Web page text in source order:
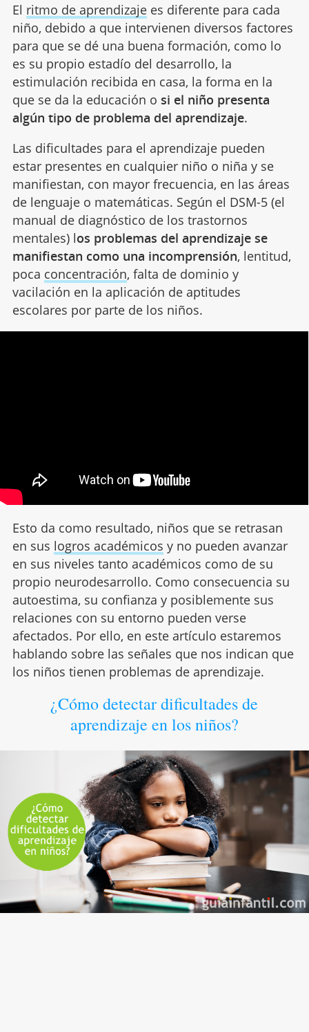
El ritmo de aprendizajees diferente para cada
niño, debido a que intervienen diversos factores
para que se dé una buena formación, como lo
es su propio estadío del desarrollo, la
estimulación recibida en casa, la forma en la
que se da la educación o si el niño presenta
algún tipo de problema del aprendizaje.
Las dificultades para el aprendizaje pueden
estar presentes en cualquier niño o niña y se
manifiestan, con mayor frecuencia, en las áreas
de lenguaje o matemáticas. Según el DSM-5 (el
manual de diagnóstico de los trastornos
mentales) los problemas del aprendizaje se
manifiestan como una incomprensión, lentitud,
poca concentración, falta de dominio y
vacilación en la aplicación de aptitudes
escolares por parte de los niños.
Esto da como resultado, niños que se retrasan
en sus logros académicos y no pueden avanzar
en sus niveles tanto académicos como de su
propio neurodesarrollo. Como consecuencia su
autoestima, su confianza y posiblemente sus
relaciones con su entorno pueden verse
afectados. Por ello, en este artículo estaremos
hablando sobre las señales que nos indican que
los niños tienen problemas de aprendizaje.
¿Cómo detectar dificultades de
aprendizaje en los niños?